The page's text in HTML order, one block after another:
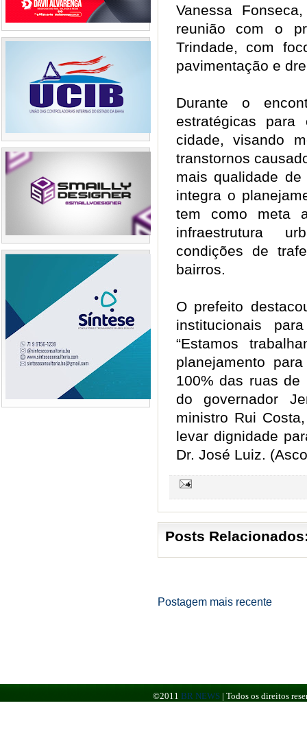
Vanessa
reunião com o
Trindade, com
pavimentação e
Durante o
estratégicas para
cidade, visando
transtornos
mais qualidade
integra o
tem como meta
infraestrutura
condições de
bairros.
O prefeito
institucionais
“Estamos
planejamento
100% das ruas de
do governador
ministro Rui
levar dignidade
Dr. José Luiz.
Posts
Postagem mais recente
©2011 BR NEWS | Todos os direitos